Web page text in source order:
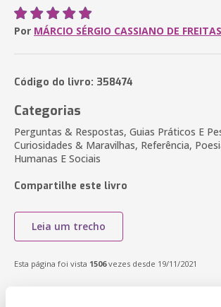
Por MÁRCIO SÉRGIO CASSIANO DE FREITAS
Código do livro: 358474
Categorias
Perguntas & Respostas, Guias Práticos E
Curiosidades & Maravilhas, Referência,
Humanas E Sociais
Compartilhe este livro
Leia um trecho
Esta página foi vista 1506vezes desde 19/11/2021